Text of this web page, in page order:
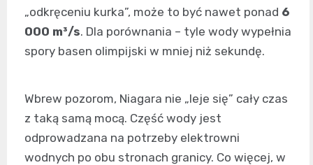
„odkręceniu kurka”, może to być nawet ponad 6
000 m³/s. Dla porównania – tyle wody wypełnia
spory basen olimpijski w mniej niż sekundę.
Wbrew pozorom, Niagara nie „leje się” cały czas
z taką samą mocą. Część wody jest
odprowadzana na potrzeby elektrowni
wodnych po obu stronach granicy. Co więcej, w